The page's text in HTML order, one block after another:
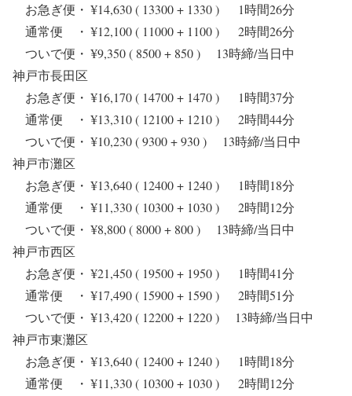
お急ぎ便・ ¥14,630 ( 13300 + 1330 ) 1時間26分
通常便 ・ ¥12,100 ( 11000 + 1100 ) 2時間26分
ついで便・ ¥9,350 ( 8500 + 850 ) 13時締/当日中
神戸市長田区
お急ぎ便・ ¥16,170 ( 14700 + 1470 ) 1時間37分
通常便 ・ ¥13,310 ( 12100 + 1210 ) 2時間44分
ついで便・ ¥10,230 ( 9300 + 930 ) 13時締/当日中
神戸市灘区
お急ぎ便・ ¥13,640 ( 12400 + 1240 ) 1時間18分
通常便 ・ ¥11,330 ( 10300 + 1030 ) 2時間12分
ついで便・ ¥8,800 ( 8000 + 800 ) 13時締/当日中
神戸市西区
お急ぎ便・ ¥21,450 ( 19500 + 1950 ) 1時間41分
通常便 ・ ¥17,490 ( 15900 + 1590 ) 2時間51分
ついで便・ ¥13,420 ( 12200 + 1220 ) 13時締/当日中
神戸市東灘区
お急ぎ便・ ¥13,640 ( 12400 + 1240 ) 1時間18分
通常便 ・ ¥11,330 ( 10300 + 1030 ) 2時間12分